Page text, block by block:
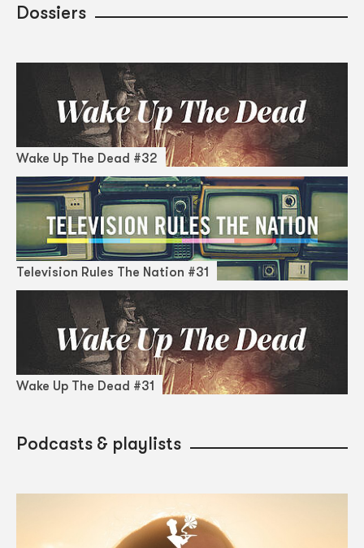
Dossiers
Wake Up The Dead #32
Television Rules The Nation #31
Wake Up The Dead #31
Podcasts & playlists